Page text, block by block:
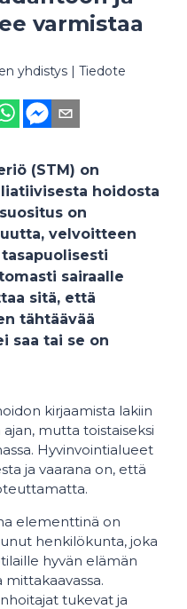
varmistaa
yhdistys | Tiedote
(STM) on
hoidosta
on
velvoitteen
sairaalle
sitä, että
tähtäävää
saa tai se on
kirjaamista lakiin
mutta toistaiseksi
Hyvinvointialueet
ja vaarana on, että
elementtinä on
henkilökunta, joka
hyvän elämän
tukevat ja